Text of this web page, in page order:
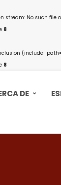
stream: No such file
8
8
DE